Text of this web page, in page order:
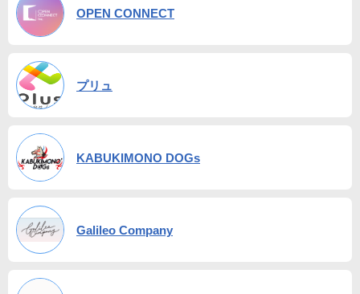
OPEN CONNECT
プリュ
KABUKIMONO DOGs
Galileo Company